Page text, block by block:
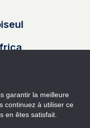
garantir la meilleure
continuez à utiliser ce
en êtes satisfait.